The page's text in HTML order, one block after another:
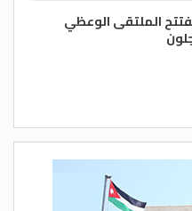
الملتقى الوعظي